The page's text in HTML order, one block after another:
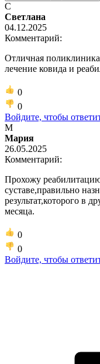
С
Светлана
04.12.2025
Комментарий:
Отличная
лечение ковида и
0
0
Войдите, чтобы
М
Мария
26.05.2025
Комментарий:
Прохожу
суставе,правильно
результат,которого в
месяца.
0
0
Войдите, чтобы